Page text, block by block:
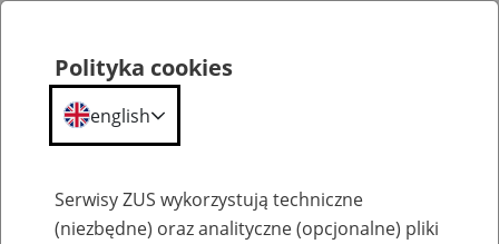
Polityka cookies
english
Serwisy ZUS wykorzystują techniczne
(niezbędne) oraz analityczne (opcjonalne) pliki